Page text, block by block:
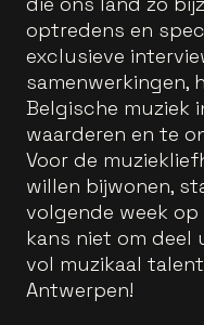
optredens en
exclusieve
samenwerkingen,
Belgische muziek
waarderen en te
Voor de
willen bijwonen,
volgende week op
kans niet om deel
vol muzikaal
Antwerpen!